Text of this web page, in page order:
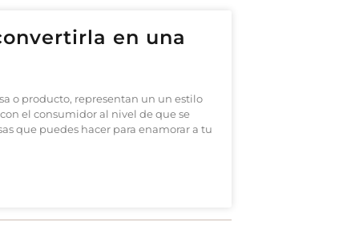
en una
o producto, representan un un estilo
el consumidor al nivel de que se
que puedes hacer para enamorar a tu